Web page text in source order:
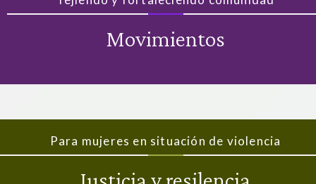
Movimientos
Para mujeres en situación de violencia